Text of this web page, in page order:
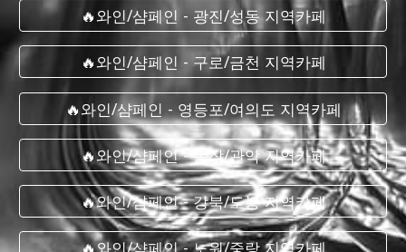
🔥와인/샴페인 - 광진/성동 지역카페
🔥와인/샴페인 - 구로/금천 지역카페
🔥와인/샴페인 - 영등포/여의도 지역카페
🔥와인/샴페인 - 동작/관악 지역카페
🔥와인/샴페인 - 강북/도봉 지역카페
🔥와인/샴페인 - 노원/중랑 지역카페